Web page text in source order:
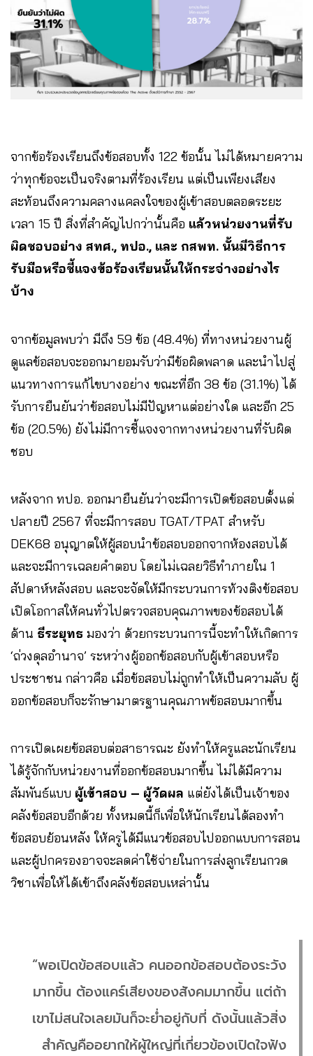
จากข้อร้องเรียนถึงข้อสอบทั้ง 122 ข้อนั้น ไม่ได้หมายความ
ว่าทุกข้อจะเป็นจริงตามที่ร้องเรียน แต่เป็นเพียงเสียง
สะท้อนถึงความคลางแคลงใจของผู้เข้าสอบตลอดระยะ
เวลา 15 ปี สิ่งที่สำคัญไปกว่านั้นคือ แล้วหน่วยงานที่รับ
ผิดชอบอย่าง สทศ., ทปอ., และ กสพท. นั้นมีวิธีการ
รับมือหรือชี้แจงข้อร้องเรียนนั้นให้กระจ่างอย่างไร
บ้าง
จากข้อมูลพบว่า มีถึง 59 ข้อ (48.4%) ที่ทางหน่วยงานผู้
ดูแลข้อสอบจะออกมายอมรับว่ามีข้อผิดพลาด และนำไปสู่
แนวทางการแก้ไขบางอย่าง ขณะที่อีก 38 ข้อ (31.1%) ได้
รับการยืนยันว่าข้อสอบไม่มีปัญหาแต่อย่างใด และอีก 25
ข้อ (20.5%) ยังไม่มีการชี้แจงจากทางหน่วยงานที่รับผิด
ชอบ
หลังจาก ทปอ. ออกมายืนยันว่าจะมีการเปิดข้อสอบตั้งแต่
ปลายปี 2567 ที่จะมีการสอบ TGAT/TPAT สำหรับ
DEK68 อนุญาตให้ผู้สอบนำข้อสอบออกจากห้องสอบได้
และจะมีการเฉลยคำตอบ โดยไม่เฉลยวิธีทำภายใน 1
สัปดาห์หลังสอบ และจะจัดให้มีกระบวนการท้วงติงข้อสอบ
เปิดโอกาสให้คนทั่วไปตรวจสอบคุณภาพของข้อสอบได้
ด้าน ธีระยุทธ มองว่า ด้วยกระบวนการนี้จะทำให้เกิดการ
‘ถ่วงดุลอำนาจ’ ระหว่างผู้ออกข้อสอบกับผู้เข้าสอบหรือ
ประชาชน กล่าวคือ เมื่อข้อสอบไม่ถูกทำให้เป็นความลับ ผู้
ออกข้อสอบก็จะรักษามาตรฐานคุณภาพข้อสอบมากขึ้น
การเปิดเผยข้อสอบต่อสาธารณะ ยังทำให้ครูและนักเรียน
ได้รู้จักกับหน่วยงานที่ออกข้อสอบมากขึ้น ไม่ได้มีความ
สัมพันธ์แบบ ผู้เข้าสอบ – ผู้วัดผล แต่ยังได้เป็นเจ้าของ
คลังข้อสอบอีกด้วย ทั้งหมดนี้ก็เพื่อให้นักเรียนได้ลองทำ
ข้อสอบย้อนหลัง ให้ครูได้มีแนวข้อสอบไปออกแบบการสอน
และผู้ปกครองอาจจะลดค่าใช้จ่ายในการส่งลูกเรียนกวด
วิชาเพื่อให้ได้เข้าถึงคลังข้อสอบเหล่านั้น
“พอเปิดข้อสอบแล้ว คนออกข้อสอบต้องระวัง
มากขึ้น ต้องแคร์เสียงของสังคมมากขึ้น แต่ถ้า
เขาไม่สนใจเลยมันก็จะย่ำอยู่กับที่ ดังนั้นแล้วสิ่ง
สำคัญคืออยากให้ผู้ใหญ่ที่เกี่ยวข้องเปิดใจฟัง